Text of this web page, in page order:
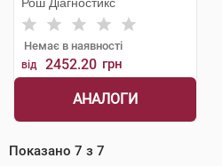
Немає в наявності
від 2452.20 грн
АНАЛОГИ
Показано 7 з 7